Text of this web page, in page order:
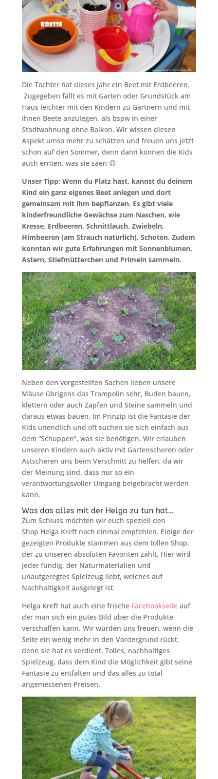
Die Tochter hat dieses Jahr ein Beet mit Erdbeeren.
Zugegeben fällt es mit Garten oder Grundstück am
Haus leichter mit den Kindern zu Gärtnern und mit
ihnen Beete anzulegen, als bspw in einer
Stadtwohnung ohne Balkon. Wir wissen diesen
Aspekt umso mehr zu schätzen und freuen uns jetzt
schon auf den Sommer, denn dann können die Kids
auch ernten, was sie säen 😉
Unser Tipp: Wenn du Platz hast, kannst du deinem
Kind ein ganz eigenes Beet anlegen und dort
gemeinsam mit ihm bepflanzen. Es gibt viele
kinderfreundliche Gewächse zum Naschen, wie
Kresse, Erdbeeren, Schnittlauch, Zwiebeln,
Himbeeren (am Strauch natürlich), Schoten. Zudem
konnten wir gute Erfahrungen mit Sonnenblumen,
Astern, Stiefmütterchen und Primeln sammeln.
Neben den vorgestellten Sachen lieben unsere
Mäuse übrigens das Trampolin sehr, Buden bauen,
klettern oder auch Zapfen und Steine sammeln und
daraus etwas bauen. Im Prinzip ist die Fantasie der
Kids unendlich und oft suchen sie sich einfach aus
dem “Schuppen”, was sie benötigen. Wir erlauben
unseren Kindern auch aktiv mit Gartenscheren oder
Astscheren uns beim Verschnitt zu helfen, da wir
der Meinung sind, dass nur so ein
verantwortungsvoller Umgang beigebracht werden
kann.
Was das alles mit der Helga zu tun hat…
Zum Schluss möchten wir euch speziell den
Shop Helga Kreft noch einmal empfehlen. Einige der
gezeigten Produkte stammen aus dem tollen Shop,
der zu unseren absoluten Favoriten zählt. Hier wird
jeder fündig, der Naturmaterialien und
unaufgeregtes Spielzeug liebt, welches auf
Nachhaltigkeit ausgelegt ist.
Helga Kreft hat auch eine frische Facebookseite auf
der man sich ein gutes Bild über die Produkte
verschaffen kann. Wir würden uns freuen, wenn die
Seite ein wenig mehr in den Vordergrund rückt,
denn sie hat es verdient. Tolles, nachhaltiges
Spielzeug, dass dem Kind die Möglichkeit gibt seine
Fantasie zu entfalten und das alles zu total
angemessenen Preisen.